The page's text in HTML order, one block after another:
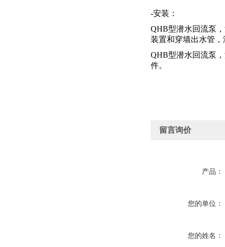
-安装：
QHB型潜水回流泵
装置和穿墙出水管
QHB型潜水回流泵
件。
留言询价
产品：
您的单位：
您的姓名：